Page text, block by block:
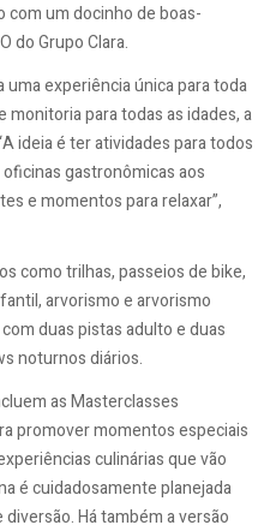
com um docinho de boas-
do Grupo Clara.
uma experiência única para toda
monitoria para todas as idades, a
ideia é ter atividades para todos
gastronômicas aos
e momentos para relaxar”,
como trilhas, passeios de bike,
arvorismo e arvorismo
duas pistas adulto e duas
noturnos diários.
as Masterclasses
promover momentos especiais
culinárias que vão
é cuidadosamente planejada
Há também a versão